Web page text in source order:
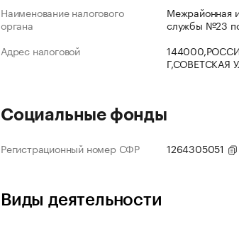
Наименование налогового
органа
Межрайонная
службы №23
Адрес налоговой
Г,СОВЕТСКАЯ
Социальные фонды
Регистрационный номер СФР 1264305051
Виды деятельности